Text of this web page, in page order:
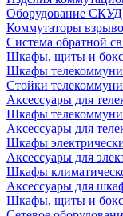
Оборудование
Коммутаторы
Система обратной
Шкафы, щиты и
Шкафы
Стойки
Аксессуары для
Шкафы
Аксессуары для
Шкафы
Аксессуары для
Шкафы
Аксессуары для
Шкафы, щиты и